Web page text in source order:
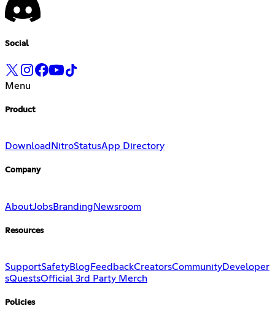
Social
Menu
Product
Download NitroStatusApp Directory
Company
AboutJobsBrandingNewsroom
Resources
SupportSafetyBlog FeedbackCreatorsCommunityDeveloper
sQuestsOfficial 3rd Party Merch
Policies